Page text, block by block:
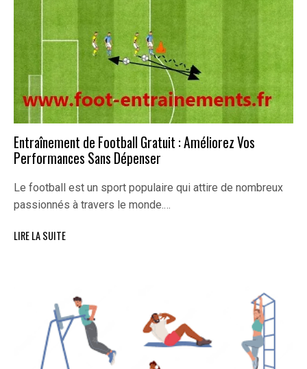
Entraînement de Football Gratuit : Améliorez Vos
Performances Sans Dépenser
Le football est un sport populaire qui attire de nombreux
passionnés à travers le monde.…
LIRE LA SUITE